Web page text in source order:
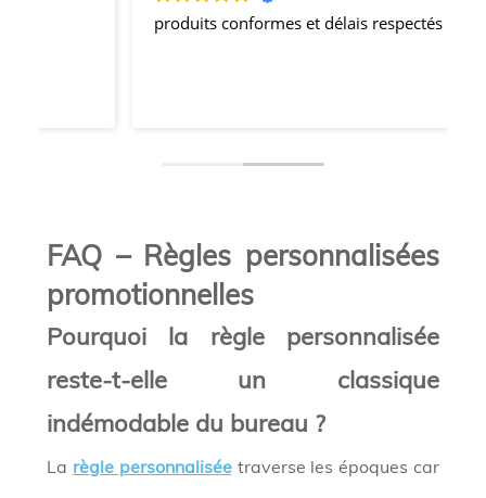
produits conformes et délais respectés
FAQ – Règles personnalisées
promotionnelles
Pourquoi la règle personnalisée
reste-t-elle un classique
indémodable du bureau ?
La règle personnaliséetraverse les époques car